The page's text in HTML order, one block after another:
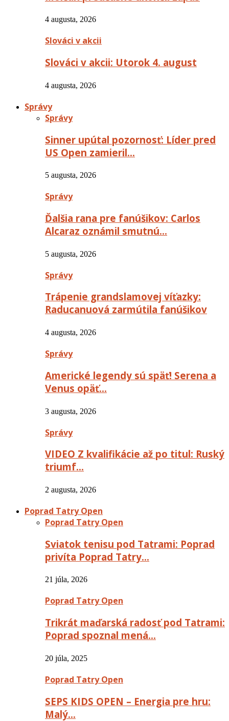
4 augusta, 2026
Slováci v akcii
Slováci v akcii: Utorok 4. august
4 augusta, 2026
Správy
Správy
Sinner upútal pozornosť: Líder pred
US Open zamieril…
5 augusta, 2026
Správy
Ďalšia rana pre fanúšikov: Carlos
Alcaraz oznámil smutnú…
5 augusta, 2026
Správy
Trápenie grandslamovej víťazky:
Raducanuová zarmútila fanúšikov
4 augusta, 2026
Správy
Americké legendy sú späť! Serena a
Venus opäť…
3 augusta, 2026
Správy
VIDEO Z kvalifikácie až po titul: Ruský
triumf…
2 augusta, 2026
Poprad Tatry Open
Poprad Tatry Open
Sviatok tenisu pod Tatrami: Poprad
privíta Poprad Tatry…
21 júla, 2026
Poprad Tatry Open
Trikrát maďarská radosť pod Tatrami:
Poprad spoznal mená…
20 júla, 2025
Poprad Tatry Open
SEPS KIDS OPEN – Energia pre hru:
Malý…